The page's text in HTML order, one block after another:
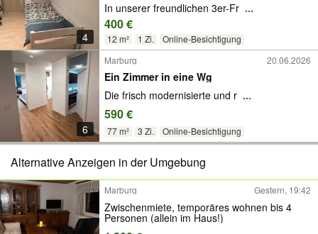
4
In unserer freundlichen 3er-Fr ...
400 €
12 m² 1 Zi. Online-Besichtigung
6
Marburg 20.06.2026
Ein Zimmer in eine Wg
Die frisch modernisierte und r ...
590 €
77 m² 3 Zi. Online-Besichtigung
Alternative Anzeigen in der Umgebung
Marburg Gestern, 19:42
Zwischenmiete, temporäres wohnen bis 4
Personen (allein im Haus!)